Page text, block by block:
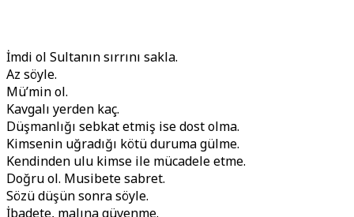
İmdi ol Sultanın sırrını sakla.
Az söyle.
Mü’min ol.
Kavgalı yerden kaç.
Düşmanlığı sebkat etmiş ise dost olma.
Kimsenin uğradığı kötü duruma gülme.
Kendinden ulu kimse ile mücadele etme.
Doğru ol. Musibete sabret.
Sözü düşün sonra söyle.
İbadete, malına güvenme.